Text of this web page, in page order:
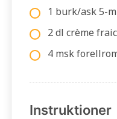
1 burk/ask 5-
2 dl crème
4 msk
Instruktioner